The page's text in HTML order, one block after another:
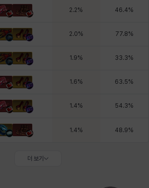
2.2% 46.4%
2.0% 77.8%
1.9% 33.3%
1.6% 63.5%
1.4% 54.3%
1.4% 48.9%
더 보기